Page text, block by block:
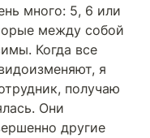
много: 5, 6 или
между собой
Когда все
я
получаю
Они
другие